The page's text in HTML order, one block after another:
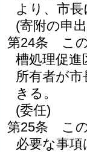
より、市
(寄附の申
第24条
こ
槽処理促
所有者が
きる。
(委任)
第25条
こ
必要な事